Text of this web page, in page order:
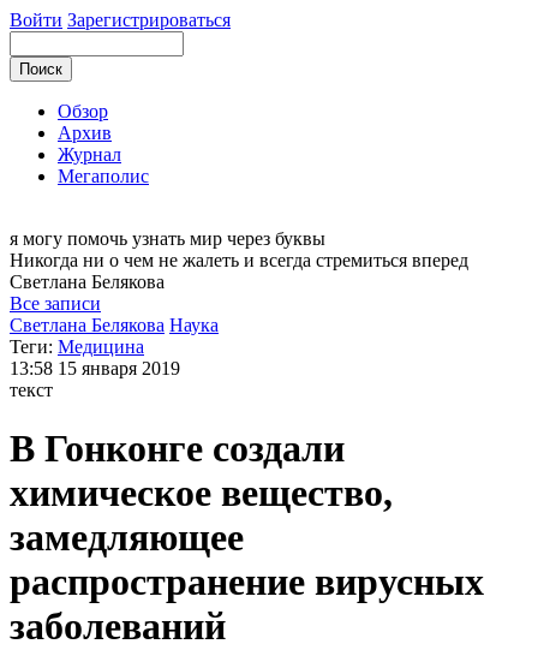
Войти Зарегистрироваться
Обзор
Архив
Журнал
Мегаполис
я могу помочь узнать мир через буквы
Никогда ни о чем не жалеть и всегда стремиться вперед
Светлана Белякова
Все записи
Светлана Белякова Наука
Теги: Медицина
13:58 15 января 2019
текст
В Гонконге создали
химическое вещество,
замедляющее
распространение вирусных
заболеваний